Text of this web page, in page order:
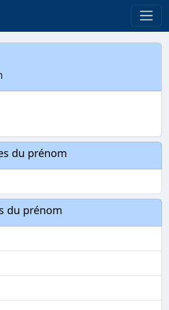
du prénom
du prénom